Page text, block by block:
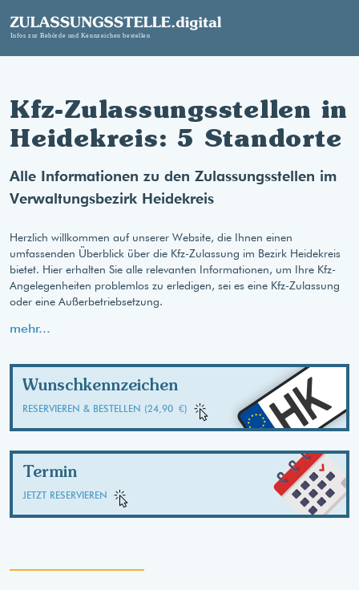
Kfz-Zulassungsstellen in
Heidekreis: 5 Standorte
Alle Informationen zu den Zulassungsstellen im
Verwaltungsbezirk Heidekreis
Herzlich willkommen auf unserer Website, die Ihnen einen
umfassenden Überblick über die Kfz-Zulassung im Bezirk Heidekreis
bietet. Hier erhalten Sie alle relevanten Informationen, um Ihre Kfz-
Angelegenheiten problemlos zu erledigen, sei es eine Kfz-Zulassung
oder eine Außerbetriebsetzung.
mehr...
Wunschkennzeichen
RESERVIEREN & BESTELLEN (24,90 €) HK
Termin
JETZT RESERVIEREN